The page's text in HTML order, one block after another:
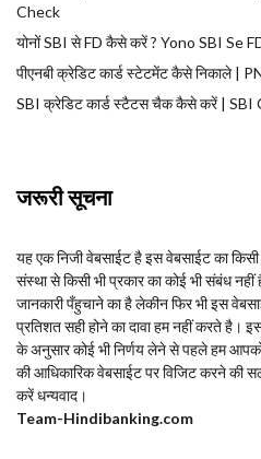
Check
योनों SBI से FD कैसे करें ? Yono SBI Se
पीएनबी क्रेडिट कार्ड स्टेटमेंट कैसे निकाले
SBI क्रेडिट कार्ड स्टैटस चैक कैसे करें |
जरूरी सूचना
यह एक निजी वेबसाईट है इस वेबसाईट का किसी
संस्था से किसी भी प्रकार का कोई भी संबंध
जानकारी पँहुचाने का है लेकीन फिर भी इस
प्रतिशत सही होने का दावा हम नहीं करते है।
के अनुसार कोई भी निर्णय लेने से पहले हम
की आधिकारिक वेबसाईट पर विजिट करने की
करें धन्यवाद।
Team-Hindibanking.com